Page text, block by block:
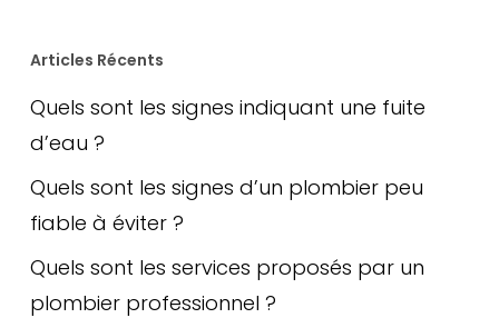
Articles Récents
Quels sont les signes indiquant une fuite
d’eau ?
Quels sont les signes d’un plombier peu
fiable à éviter ?
Quels sont les services proposés par un
plombier professionnel ?